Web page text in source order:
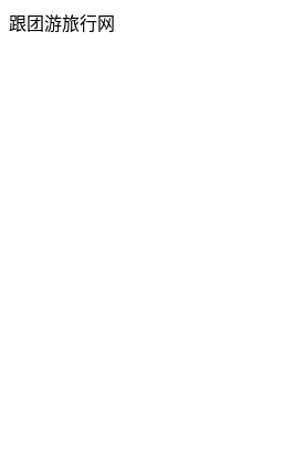
跟团游旅行网